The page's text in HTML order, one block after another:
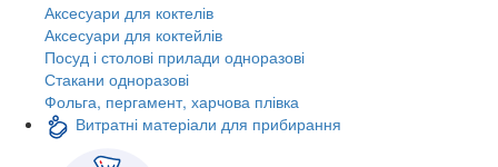
Аксесуари для коктелів
Аксесуари для коктейлів
Посуд і столові прилади одноразові
Стакани одноразові
Фольга, пергамент, харчова плівка
Витратні матеріали для прибирання